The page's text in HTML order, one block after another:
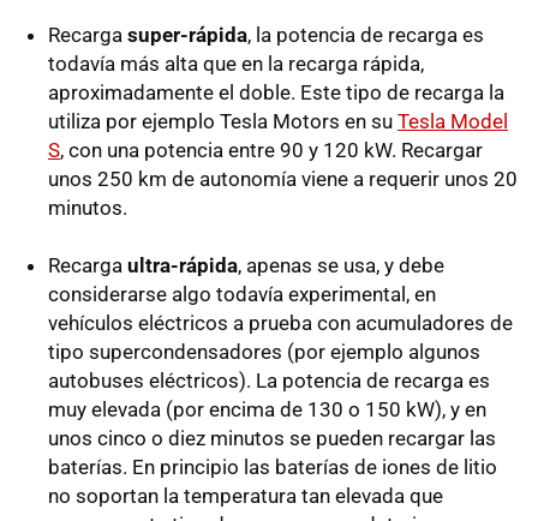
Recarga super-rápida, la potencia de recarga es
todavía más alta que en la recarga rápida,
aproximadamente el doble. Este tipo de recarga la
utiliza por ejemplo Tesla Motors en su Tesla Model
S, con una potencia entre 90 y 120 kW. Recargar
unos 250 km de autonomía viene a requerir unos 20
minutos.
Recarga ultra-rápida, apenas se usa, y debe
considerarse algo todavía experimental, en
vehículos eléctricos a prueba con acumuladores de
tipo supercondensadores (por ejemplo algunos
autobuses eléctricos). La potencia de recarga es
muy elevada (por encima de 130 o 150 kW), y en
unos cinco o diez minutos se pueden recargar las
baterías. En principio las baterías de iones de litio
no soportan la temperatura tan elevada que